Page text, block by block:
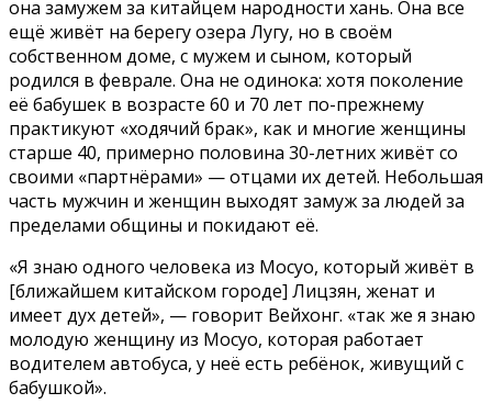
она замужем за китайцем народности хань. Она все
ещё живёт на берегу озера Лугу, но в своём
собственном доме, с мужем и сыном, который
родился в феврале. Она не одинока: хотя поколение
её бабушек в возрасте 60 и 70 лет по-прежнему
практикуют «ходячий брак», как и многие женщины
старше 40, примерно половина 30-летних живёт со
своими «партнёрами» — отцами их детей. Небольшая
часть мужчин и женщин выходят замуж за людей за
пределами общины и покидают её.
«Я знаю одного человека из Мосуо, который живёт в
[ближайшем китайском городе] Лицзян, женат и
имеет дух детей», — говорит Вейхонг. «так же я знаю
молодую женщину из Мосуо, которая работает
водителем автобуса, у неё есть ребёнок, живущий с
бабушкой».